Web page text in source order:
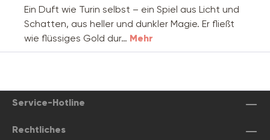
Ein Duft wie Turin selbst – ein Spiel aus Licht und
Schatten, aus heller und dunkler Magie. Er fließt
wie flüssiges Gold dur… Mehr
Service-Hotline
Rechtliches